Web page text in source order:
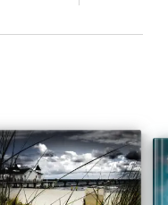
Krimi einerseits,